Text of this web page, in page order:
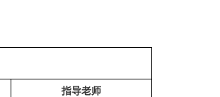
指导老师